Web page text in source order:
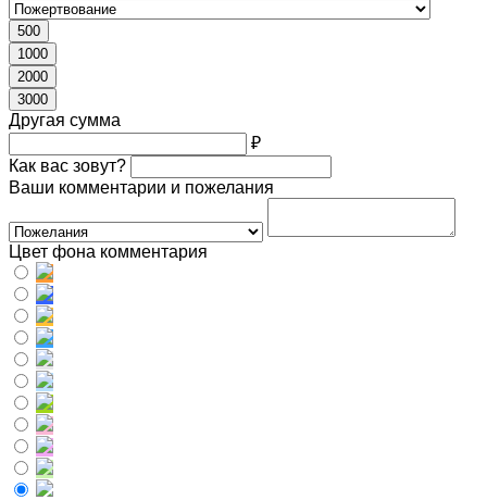
500
1000
2000
3000
Другая сумма
₽
Как вас зовут?
Ваши комментарии и пожелания
Цвет фона комментария